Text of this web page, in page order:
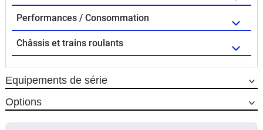
Performances / Consommation
Châssis et trains roulants
Equipements de série
Options